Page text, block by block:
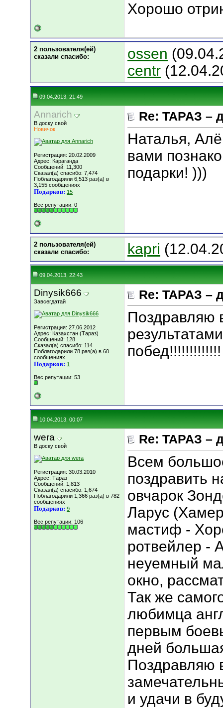
Хорошо
2 пользователя(ей)
сказали cпасибо:
ossen
centr
09.04.2013, 21:49
Annarich
В доску свой
Новичок
Регистрация: 20.02.2009
Адрес: Караганда
Сообщений: 11,300
Сказал(а) спасибо: 7,474
Поблагодарили 6,513 раз(а) в
3,155 сообщениях
Подарков: 15
Вес репутации: 0
Re: ТАРАЗ –
Наталья,
вами
подарки! )))
2 пользователя(ей)
сказали cпасибо:
kapri
09.04.2013, 22:43
Dinysik666
Завсегдатай
Регистрация: 27.06.2012
Адрес: Казахстан (Тараз)
Сообщений: 128
Сказал(а) спасибо: 114
Поблагодарили 78 раз(а) в 60
сообщениях
Подарков: 1
Вес репутации: 53
Re: ТАРАЗ –
Поздравляю
побед!!!!!!!!!!!!!
10.04.2013, 00:07
wera
В доску свой
Регистрация: 30.03.2010
Адрес: Тараз
Сообщений: 1,813
Сказал(а) спасибо: 1,674
Поблагодарили 1,366 раз(а) в 782
сообщениях
Подарков: 9
Вес репутации: 106
Re: ТАРАЗ –
Всем
поздравить
овчарок
Ларус
мастиф -
ротвейлер -
неуемный
окно,
Так же
любимца
первым
дней
Поздравляю
и удачи в